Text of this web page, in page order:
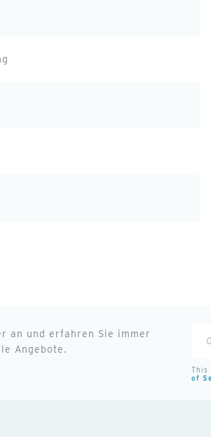
an und erfahren Sie immer
Angebote.
sich
This
of